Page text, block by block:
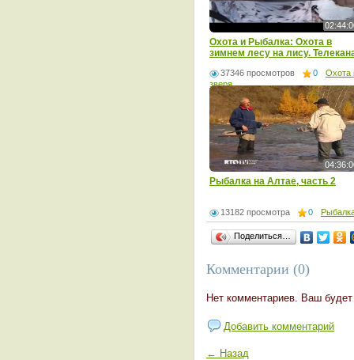
Охота и Рыбалка: Охота в
зимнем лесу на лису.
37346 просмотров 0
Охота
зверя
Рыбалка на Алтае, часть 2
13182 просмотра 0
Поделиться…
Комментарии (0)
Нет комментариев. Ваш
Добавить комментарий
← Назад